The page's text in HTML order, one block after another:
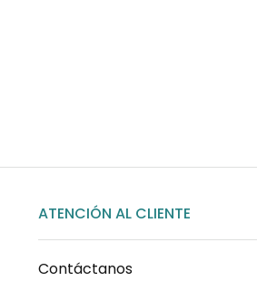
ATENCIÓN AL CLIENTE
Contáctanos